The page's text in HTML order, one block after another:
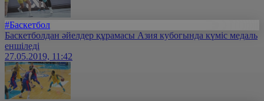
#Баскетбол
Баскетболдан әйелдер құрамасы Азия кубогында күміс медаль
еншіледі
27.05.2019, 11:42